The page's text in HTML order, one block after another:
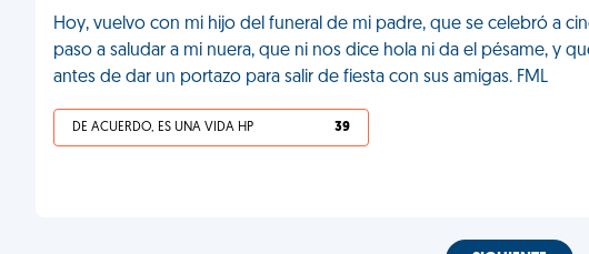
Hoy, vuelvo con mi hijo del funeral de mi padre, que se celebró a
paso a saludar a mi nuera, que ni nos dice hola ni da el pésame, y
antes de dar un portazo para salir de fiesta con sus amigas. FML
DE ACUERDO, ES UNA VIDA HP 39